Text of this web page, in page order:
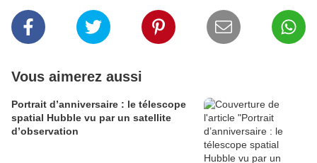
Vous aimerez aussi
Portrait d’anniversaire : le télescope
spatial Hubble vu par un satellite
d’observation